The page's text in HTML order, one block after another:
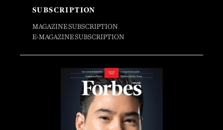
SUBSCRIPTION
MAGAZINE SUBSCRIPTION
E-MAGAZINE SUBSCRIPTION